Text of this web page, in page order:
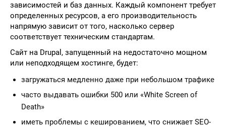
зависимостей и баз данных. Каждый компонент требует
определенных ресурсов, а его производительность
напрямую зависит от того, насколько сервер
соответствует техническим стандартам.
Сайт на Drupal, запущенный на недостаточно мощном
или неподходящем хостинге, будет:
загружаться медленно даже при небольшом трафике
часто выдавать ошибки 500 или «White Screen of
Death»
иметь проблемы с кешированием, что снижает SEO-